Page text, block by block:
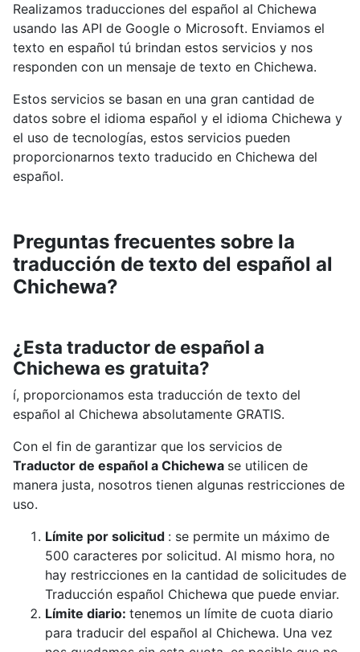
Realizamos traducciones del español al Chichewa
usando las API de Google o Microsoft. Enviamos el
texto en español tú brindan estos servicios y nos
responden con un mensaje de texto en Chichewa.
Estos servicios se basan en una gran cantidad de
datos sobre el idioma español y el idioma Chichewa y
el uso de tecnologías, estos servicios pueden
proporcionarnos texto traducido en Chichewa del
español.
Preguntas frecuentes sobre la
traducción de texto del español al
Chichewa?
¿Esta traductor de español a
Chichewa es gratuita?
í, proporcionamos esta traducción de texto del
español al Chichewa absolutamente GRATIS.
Con el fin de garantizar que los servicios de
Traductor de español a Chichewa se utilicen de
manera justa, nosotros tienen algunas restricciones de
uso.
Límite por solicitud : se permite un máximo de
500 caracteres por solicitud. Al mismo hora, no
hay restricciones en la cantidad de solicitudes de
Traducción español Chichewa que puede enviar.
Límite diario: tenemos un límite de cuota diario
para traducir del español al Chichewa. Una vez